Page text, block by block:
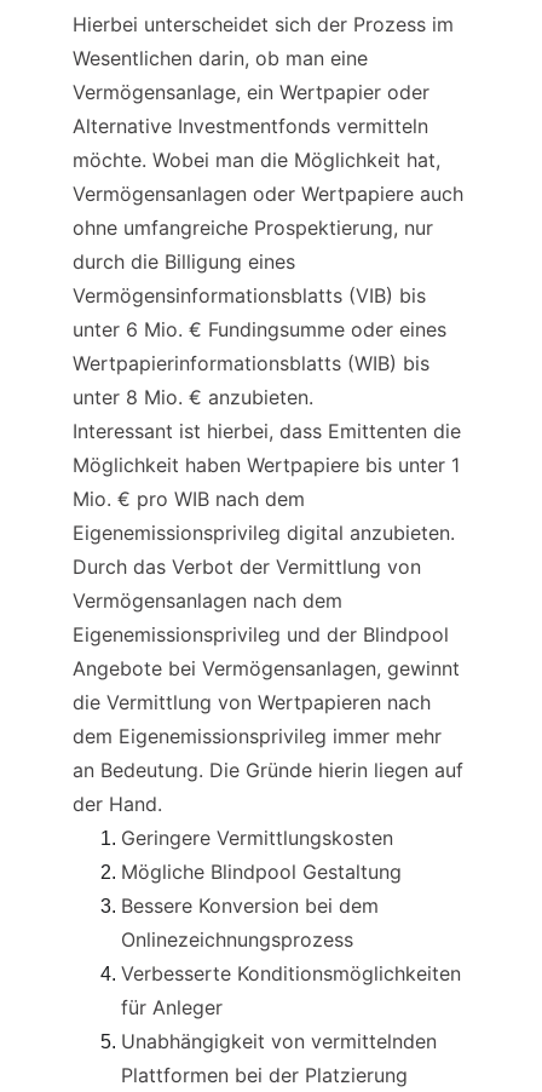
Hierbei unterscheidet sich der Prozess im
Wesentlichen darin, ob man eine
Vermögensanlage, ein Wertpapier oder
Alternative Investmentfonds vermitteln
möchte. Wobei man die Möglichkeit hat,
Vermögensanlagen oder Wertpapiere auch
ohne umfangreiche Prospektierung, nur
durch die Billigung eines
Vermögensinformationsblatts (VIB) bis
unter 6 Mio. € Fundingsumme oder eines
Wertpapierinformationsblatts (WIB) bis
unter 8 Mio. € anzubieten.
Interessant ist hierbei, dass Emittenten die
Möglichkeit haben Wertpapiere bis unter 1
Mio. € pro WIB nach dem
Eigenemissionsprivileg digital anzubieten.
Durch das Verbot der Vermittlung von
Vermögensanlagen nach dem
Eigenemissionsprivileg und der Blindpool
Angebote bei Vermögensanlagen, gewinnt
die Vermittlung von Wertpapieren nach
dem Eigenemissionsprivileg immer mehr
an Bedeutung. Die Gründe hierin liegen auf
der Hand.
Geringere Vermittlungskosten
Mögliche Blindpool Gestaltung
Bessere Konversion bei dem
Onlinezeichnungsprozess
Verbesserte Konditionsmöglichkeiten
für Anleger
Unabhängigkeit von vermittelnden
Plattformen bei der Platzierung